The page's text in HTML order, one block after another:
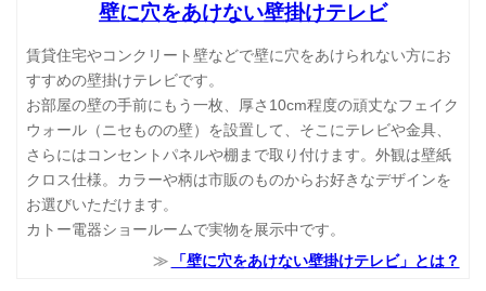
壁に穴をあけない壁掛けテレビ
賃貸住宅やコンクリート壁などで壁に穴をあけられない方にお
すすめの壁掛けテレビです。
お部屋の壁の手前にもう一枚、厚さ10cm程度の頑丈なフェイク
ウォール（ニセものの壁）を設置して、そこにテレビや金具、
さらにはコンセントパネルや棚まで取り付けます。外観は壁紙
クロス仕様。カラーや柄は市販のものからお好きなデザインを
お選びいただけます。
カトー電器ショールームで実物を展示中です。
「壁に穴をあけない壁掛けテレビ」とは？